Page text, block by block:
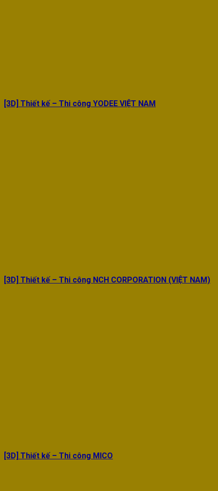
[3D] Thiết kế – Thi công YODEE VIỆT NAM
[3D] Thiết kế – Thi công NCH CORPORATION (VIỆT NAM)
[3D] Thiết kế – Thi công MICO